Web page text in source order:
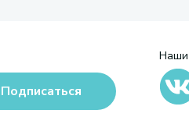
Подписаться
Наши